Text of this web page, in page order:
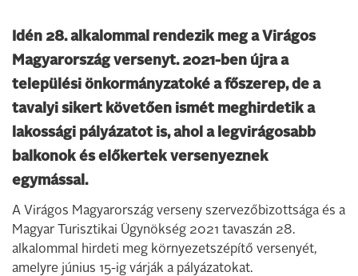
Idén 28. alkalommal rendezik meg a Virágos
Magyarország versenyt. 2021-ben újra a
települési önkormányzatoké a főszerep, de a
tavalyi sikert követően ismét meghirdetik a
lakossági pályázatot is, ahol a legvirágosabb
balkonok és előkertek versenyeznek
egymással.
A Virágos Magyarország verseny szervezőbizottsága és a
Magyar Turisztikai Ügynökség 2021 tavaszán 28.
alkalommal hirdeti meg környezetszépítő versenyét,
amelyre június 15-ig várják a pályázatokat.